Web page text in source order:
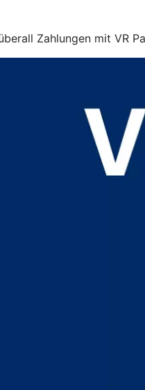
Zahlungen mit VR